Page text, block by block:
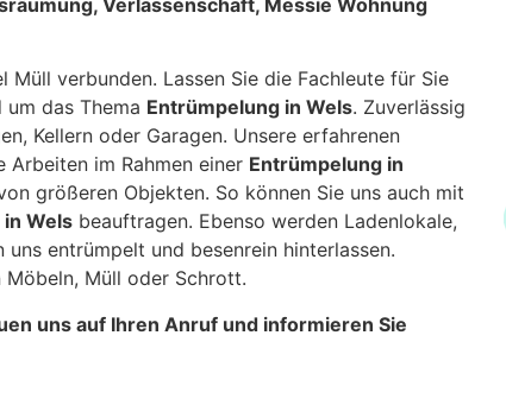
Verlassenschaft, Messie Wohnung
verbunden. Lassen Sie die Fachleute für Sie
das Thema Entrümpelung in Wels. Zuverlässig
Kellern oder Garagen. Unsere erfahrenen
im Rahmen einer Entrümpelung in
größeren Objekten. So können Sie uns auch mit
Wels beauftragen. Ebenso werden Ladenlokale,
entrümpelt und besenrein hinterlassen.
Müll oder Schrott.
uns auf Ihren Anruf und informieren Sie